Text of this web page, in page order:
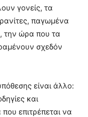
γονείς, τα
παγωμένα
την ώρα που τα
σχεδόν
είναι άλλο:
και
επιτρέπεται να